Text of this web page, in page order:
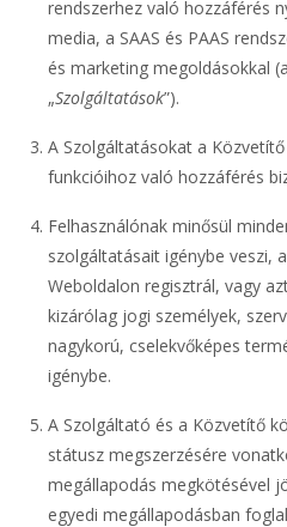
rendszerhez való hozzáférés
media, a SAAS és PAAS
és marketing megoldásokkal
„Szolgáltatások”).
A Szolgáltatásokat a
funkcióihoz való hozzáférés
Felhasználónak minősül
szolgáltatásait igénybe veszi,
Weboldalon regisztrál, vagy
kizárólag jogi személyek,
nagykorú, cselekvőképes
igénybe.
A Szolgáltató és a Közvetítő
státusz megszerzésére
megállapodás megkötésével
egyedi megállapodásban